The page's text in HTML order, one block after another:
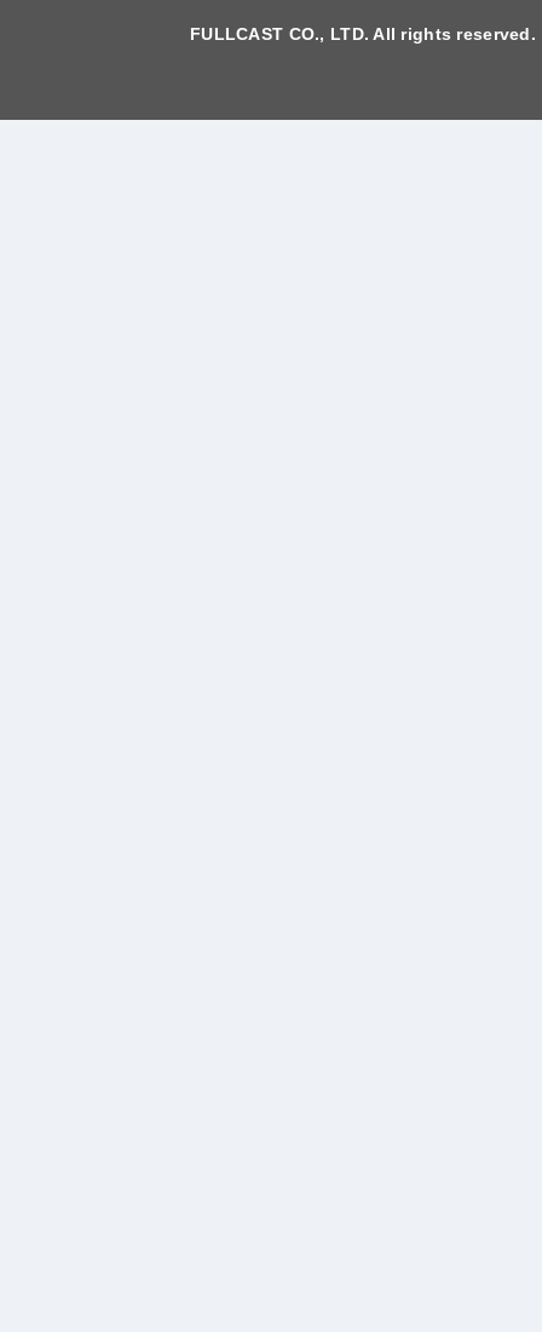
FULLCAST CO., LTD. All rights reserved.